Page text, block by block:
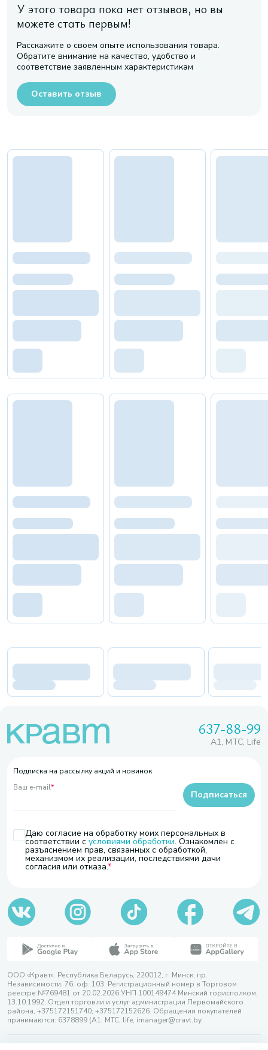
У этого товара пока нет отзывов, но вы
можете стать первым!
Расскажите о своем опыте использования товара.
Обратите внимание на качество, удобство и
соответствие заявленным характеристикам
Оставить отзыв
637-88-99
A1, МТС, Life
Подписка на рассылку акций и новинок
Ваш e-mail*
Даю согласие на обработку моих персональных в
соответствии с условиями обработки. Ознакомлен с
разъяснением прав, связанных с обработкой,
механизмом их реализации, последствиями дачи
согласия или отказа.
Подписаться
ООО «Кравт». Республика Беларусь, 220012, г. Минск, пр.
Независимости, 76, оф. 103. Регистрационный номер в Торговом
реестре №769481 от 20.02.2026 УНП 100149474 Минский горисполком,
13.10.1992. Отдел торговли и услуг администрации Первомайского
района, +375172151740; +375172152626. Обращения покупателей
принимаются: 6378899 (А1, МТС, life, imanager@cravt.by.